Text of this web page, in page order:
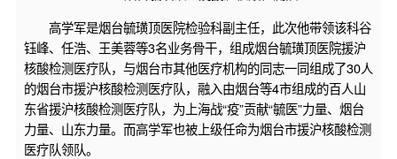
高学军是烟台毓璜顶医院检验科副主任，此次他带领该科谷
钰峰、任浩、王美蓉等3名业务骨干，组成烟台毓璜顶医院援沪
核酸检测医疗队，与烟台市其他医疗机构的同志一同组成了30人
的烟台市援沪核酸检测医疗队，融入由烟台等4市组成的百人山
东省援沪核酸检测医疗队，为上海战“疫”贡献“毓医”力量、烟台
力量、山东力量。而高学军也被上级任命为烟台市援沪核酸检测
医疗队领队。